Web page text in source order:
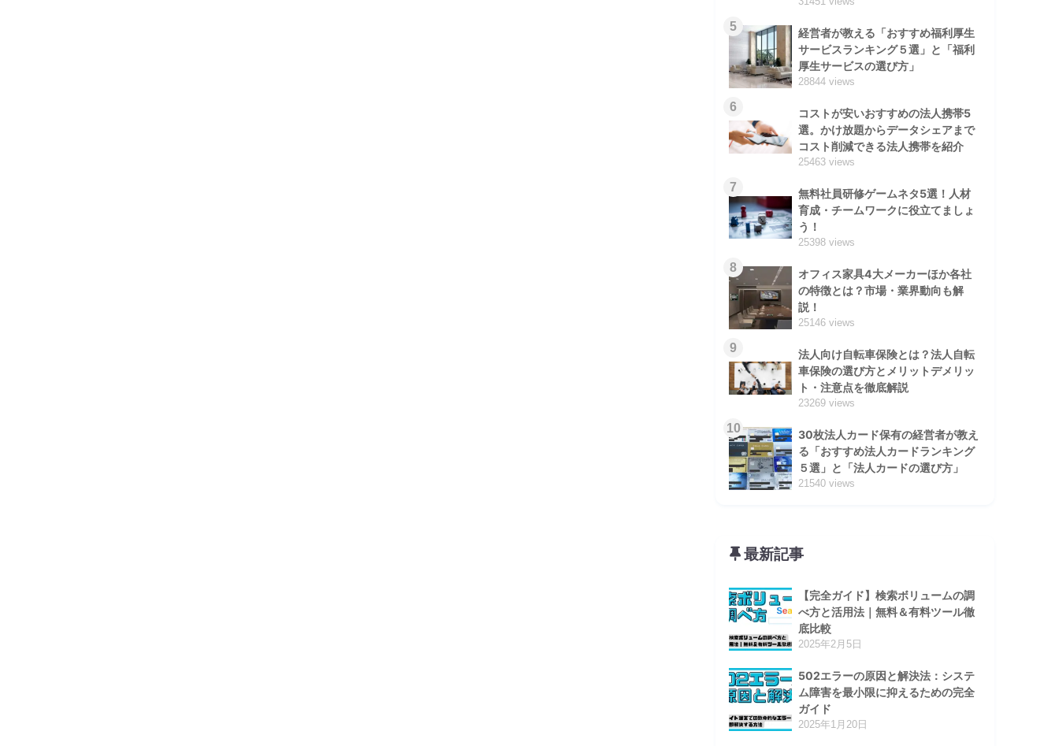
5
経営者が教える「おすすめ福利厚生
サービスランキング５選」と「福利
厚生サービスの選び方」
28844 views
6
コストが安いおすすめの法人携帯5
選。かけ放題からデータシェアまで
コスト削減できる法人携帯を紹介
25463 views
7
無料社員研修ゲームネタ5選！人材
育成・チームワークに役立てましょ
う！
25398 views
8
オフィス家具4大メーカーほか各社
の特徴とは？市場・業界動向も解
説！
25146 views
9
法人向け自転車保険とは？法人自転
車保険の選び方とメリットデメリッ
ト・注意点を徹底解説
23269 views
10
30枚法人カード保有の経営者が教え
る「おすすめ法人カードランキング
５選」と「法人カードの選び方」
21540 views
最新記事
【完全ガイド】検索ボリュームの調
べ方と活用法｜無料＆有料ツール徹
底比較
2025年2月5日
502エラーの原因と解決法：システ
ム障害を最小限に抑えるための完全
ガイド
2025年1月20日